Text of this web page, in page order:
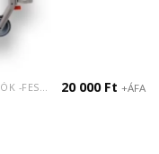
TARTOZÉKOK -FESTÉKSZÓRÓK -FESTÉKTARTÓK 20 000 Ft +ÁFA